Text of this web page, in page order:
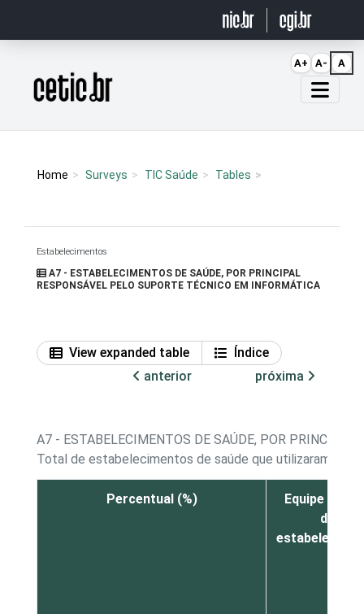
Página inicial
Home Surveys TIC Saúde Tables
Estabelecimentos
A7 - ESTABELECIMENTOS DE SAÚDE, POR PRINCIPAL
RESPONSÁVEL PELO SUPORTE TÉCNICO EM INFORMÁTICA
View expanded table
Índice
anterior
próxima
A7 - ESTABELECIMENTOS DE SAÚDE, POR
Total de estabelecimentos de saúde que utilizaram a
Percentual (%)
Equipe
do
A+ A- A